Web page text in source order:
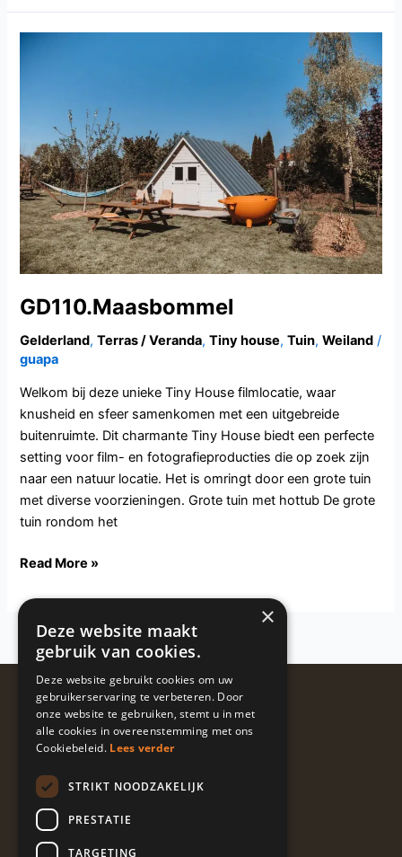
GD110.Maasbommel
Gelderland,Terras / Veranda,Tiny house,Tuin,Weiland /
guapa
Welkom bij deze unieke Tiny House filmlocatie, waar
knusheid en sfeer samenkomen met een uitgebreide
buitenruimte. Dit charmante Tiny House biedt een perfecte
setting voor film- en fotografieproducties die op zoek zijn
naar een natuur locatie. Het is omringt door een grote tuin
met diverse voorzieningen. Grote tuin met hottub De grote
tuin rondom het
Read More »
Volg ons
@guapalocaties
I
n
s
t
L
i
n
E
n
v
×
Deze website maakt
gebruik van cookies.
Deze website gebruikt cookies om uw
gebruikerservaring te verbeteren. Door
onze website te gebruiken, stemt u in met
alle cookies in overeenstemming met ons
Cookiebeleid. Lees verder
STRIKT NOODZAKELIJK
PRESTATIE
TARGETING